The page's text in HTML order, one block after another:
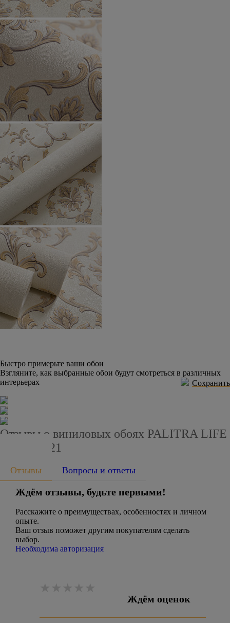
Быстро примерьте ваши обои
Взгляните, как выбранные обои будут смотреться в различных
интерьерах
Сохранить
Отзывы о виниловых обоях PALITRA LIFE
PL71442-21
Отзывы Вопросы и ответы
Ждём отзывы, будьте первыми!
Расскажите о преимуществах, особенностях и личном
опыте.
Ваш отзыв поможет другим покупателям сделать
выбор.
Необходима авторизация
Ждём оценок